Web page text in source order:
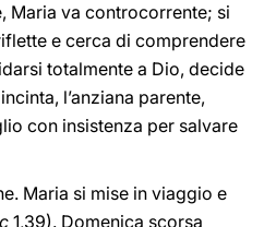
Maria va controcorrente; si
e cerca di comprendere
totalmente a Dio, decide
l’anziana parente,
con insistenza per salvare
Maria si mise in viaggio e
1,39). Domenica scorsa